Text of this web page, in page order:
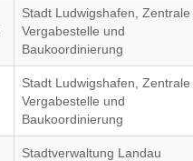
Stadt Ludwigshafen, Zentrale
Vergabestelle und
Baukoordinierung
Stadt Ludwigshafen, Zentrale
Vergabestelle und
Baukoordinierung
Stadtverwaltung Landau